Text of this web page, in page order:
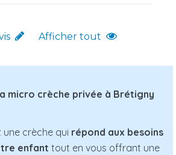
Afficher tout
micro crèche privée à Brétigny
une crèche qui répond aux besoins
enfant tout en vous offrant une